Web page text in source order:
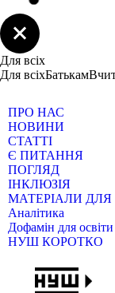
Для всіх
Для всіхБатькам
ПРО НАС
НОВИНИ
СТАТТІ
Є ПИТАННЯ
ПОГЛЯД
ІНКЛЮЗІЯ
МАТЕРІАЛИ ДЛЯ
Аналітика
Дофамін для освіти
НУШ КОРОТКО